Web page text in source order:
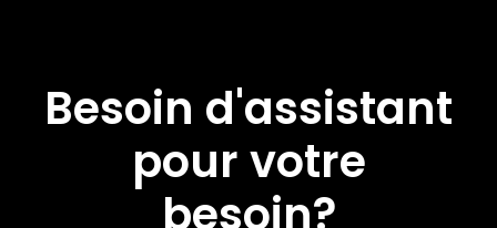
Besoin d'assistant
pour votre
besoin?